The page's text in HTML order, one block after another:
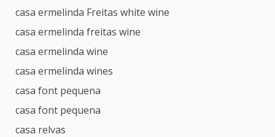
casa ermelinda Freitas white wine
casa ermelinda freitas wine
casa ermelinda wine
casa ermelinda wines
casa font pequena
casa font pequena
casa relvas